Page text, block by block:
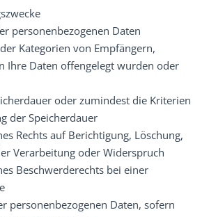
personenbezogenen Daten
Kategorien von Empfängern,
Ihre Daten offengelegt wurden oder
oder zumindest die Kriterien
der Speicherdauer
Rechts auf Berichtigung, Löschung,
Verarbeitung oder Widerspruch
Beschwerderechts bei einer
personenbezogenen Daten, sofern